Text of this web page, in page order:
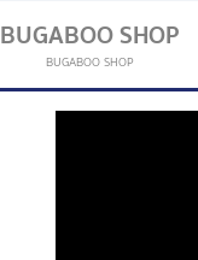
BUGABOO SHOP
BUGABOO SHOP